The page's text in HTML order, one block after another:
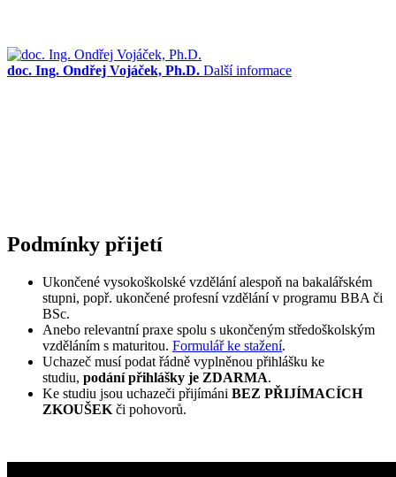
doc. Ing. Ondřej Vojáček, Ph.D. Další informace
Podmínky přijetí
Ukončené vysokoškolské vzdělání alespoň na bakalářském
stupni, popř. ukončené profesní vzdělání v programu BBA či
BSc.
Anebo relevantní praxe spolu s ukončeným středoškolským
vzděláním s maturitou. Formulář ke stažení.
Uchazeč musí podat řádně vyplněnou přihlášku ke
studiu, podání přihlášky je ZDARMA.
Ke studiu jsou uchazeči přijímáni BEZ PŘIJÍMACÍCH
ZKOUŠEK či pohovorů.